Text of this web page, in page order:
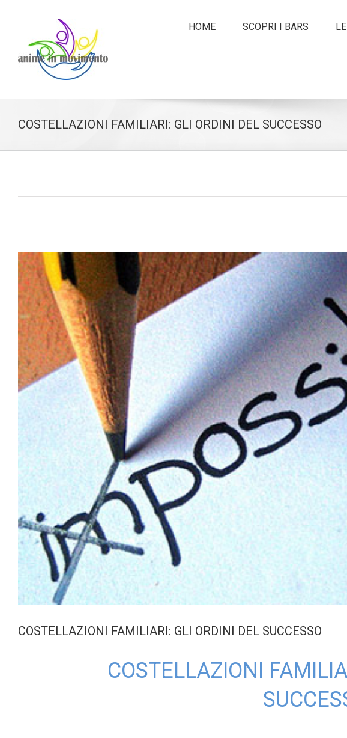
HOME SCOPRI I BARS
COSTELLAZIONI FAMILIARI: GLI ORDINI DEL SUCCESSO
COSTELLAZIONI FAMILIARI: GLI ORDINI DEL SUCCESSO
COSTELLAZIONI